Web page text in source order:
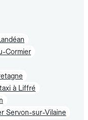
Cormier
à Liffré
Servon-sur-Vilaine